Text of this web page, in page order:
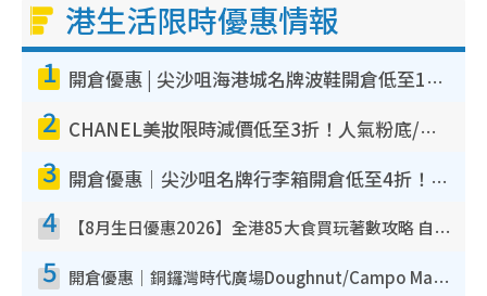
港生活限時優惠情報
1 開倉優惠 | 尖沙咀海港城名牌波鞋開倉低至1折！On鞋$899起／Joy&Peace鞋履$98起
2 CHANEL美妝限時減價低至3折！人氣粉底/唇膏/精華液低至$275！COCO香水都有平
3 開倉優惠｜尖沙咀名牌行李箱開倉低至4折！一連5日 American Tourister/ace./Hallmark $200起！
4 【8月生日優惠2026】全港85大食買玩著數攻略 自助餐/火鍋放題同行免費＋誠品/DONKI送現金券
5 開倉優惠｜銅鑼灣時代廣場Doughnut/Campo Marzio開倉低至1折！背囊、書包、手袋劈價$200起